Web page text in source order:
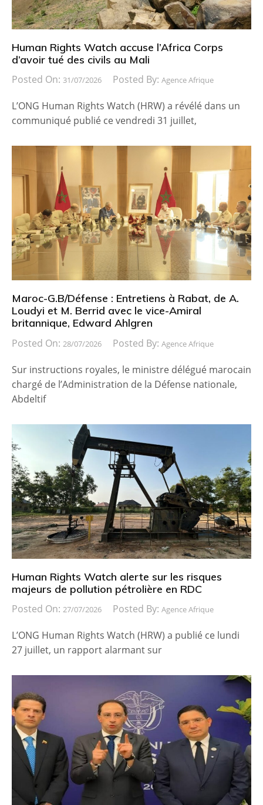
Human Rights Watch accuse l’Africa Corps
d’avoir tué des civils au Mali
Posted On: 31/07/2026 Posted By: Agence Afrique
L’ONG Human Rights Watch (HRW) a révélé dans un
communiqué publié ce vendredi 31 juillet,
Maroc-G.B/Défense : Entretiens à Rabat, de A.
Loudyi et M. Berrid avec le vice-Amiral
britannique, Edward Ahlgren
Posted On: 28/07/2026 Posted By: Agence Afrique
Sur instructions royales, le ministre délégué marocain
chargé de l’Administration de la Défense nationale,
Abdeltif
Human Rights Watch alerte sur les risques
majeurs de pollution pétrolière en RDC
Posted On: 27/07/2026 Posted By: Agence Afrique
L’ONG Human Rights Watch (HRW) a publié ce lundi
27 juillet, un rapport alarmant sur